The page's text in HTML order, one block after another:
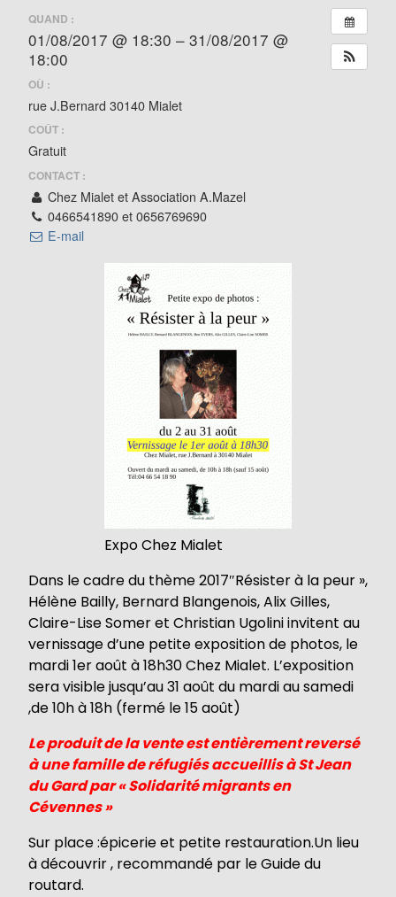
QUAND :
01/08/2017 @ 18:30 – 31/08/2017 @
18:00
OÙ :
rue J.Bernard 30140 Mialet
COÛT :
Gratuit
CONTACT :
Chez Mialet et Association A.Mazel
0466541890 et 0656769690
E-mail
Expo Chez Mialet
Dans le cadre du thème 2017″Résister à la peur »,
Hélène Bailly, Bernard Blangenois, Alix Gilles,
Claire-Lise Somer et Christian Ugolini invitent au
vernissage d’une petite exposition de photos, le
mardi 1er août à 18h30 Chez Mialet. L’exposition
sera visible jusqu’au 31 août du mardi au samedi
,de 10h à 18h (fermé le 15 août)
Le produit de la vente est entièrement reversé
à une famille de réfugiés accueillis à St Jean
du Gard par « Solidarité migrants en
Cévennes »
Sur place :épicerie et petite restauration.Un lieu
à découvrir , recommandé par le Guide du
routard.